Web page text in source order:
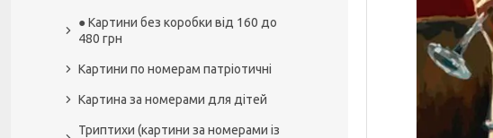
● Картини без коробки від 160 до
480 грн
Картини по номерам патріотичні
Картина за номерами для дітей
Триптихи (картини за номерами із